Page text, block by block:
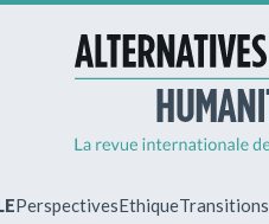
PerspectivesEthiqueTransitions